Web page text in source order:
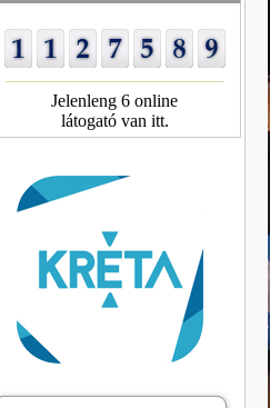
Jelenleng 6 online
látogató van itt.